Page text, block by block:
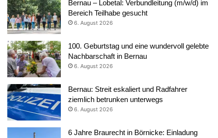
Bernau – Lobetal: Verbundleitung (m/w/d) im
Bereich Teilhabe gesucht
6. August 2026
100. Geburtstag und eine wundervoll gelebte
Nachbarschaft in Bernau
6. August 2026
Bernau: Streit eskaliert und Radfahrer
ziemlich betrunken unterwegs
6. August 2026
6 Jahre Braurecht in Börnicke: Einladung